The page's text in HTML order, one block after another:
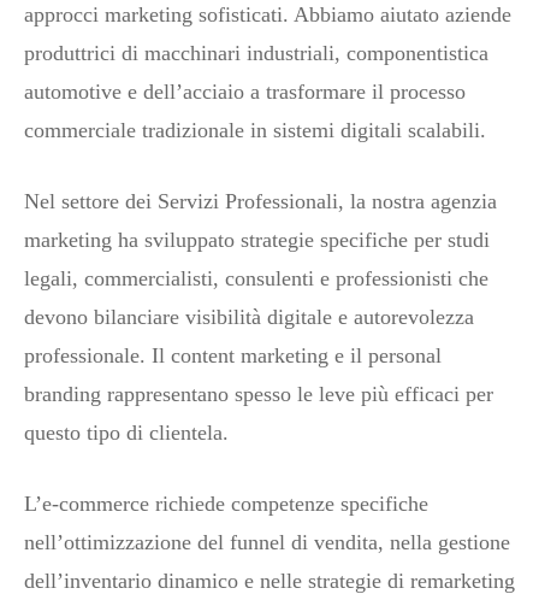
approcci marketing sofisticati. Abbiamo aiutato aziende
produttrici di macchinari industriali, componentistica
automotive e dell’acciaio a trasformare il processo
commerciale tradizionale in sistemi digitali scalabili.
Nel settore dei Servizi Professionali, la nostra agenzia
marketing ha sviluppato strategie specifiche per studi
legali, commercialisti, consulenti e professionisti che
devono bilanciare visibilità digitale e autorevolezza
professionale. Il content marketing e il personal
branding rappresentano spesso le leve più efficaci per
questo tipo di clientela.
L’e-commerce richiede competenze specifiche
nell’ottimizzazione del funnel di vendita, nella gestione
dell’inventario dinamico e nelle strategie di remarketing